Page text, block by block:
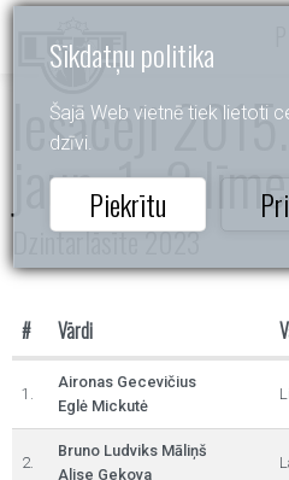
Sīkdatņu politika
Šajā Web vietnē tiek lietoti
dzīvi.
Piekrītu
Iesācēji
jaun. 1.-
Dzintarlāsīte 2023
# Vārdi
1.
Aironas Gecevičius
Eglė Mickutė
2.
Bruno Ludviks Māliņš
Alise Gekova